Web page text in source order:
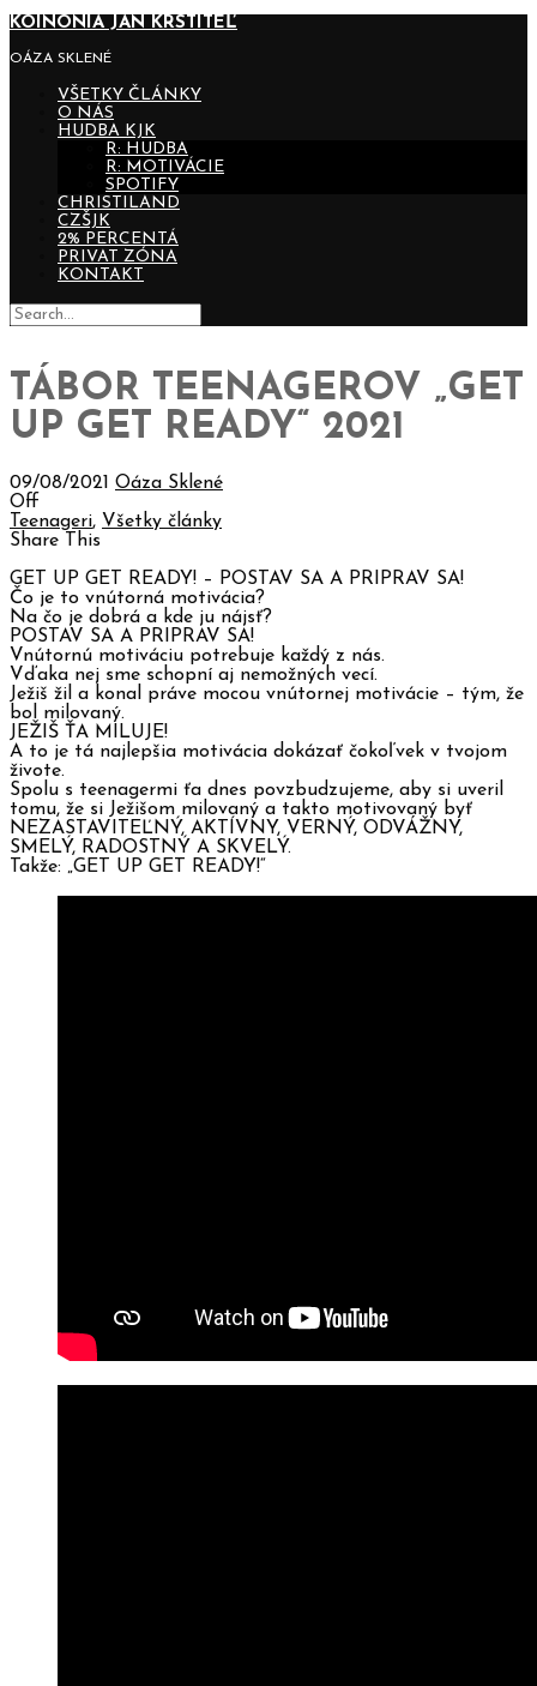
KOINONIA JÁN KRSTITEĽ
OÁZA SKLENÉ
VŠETKY ČLÁNKY
O NÁS
HUDBA KJK
R: HUDBA
R: MOTIVÁCIE
SPOTIFY
CHRISTILAND
CZŠJK
2% PERCENTÁ
PRIVAT ZÓNA
KONTAKT
TÁBOR TEENAGEROV „GET
UP GET READY“ 2021
09/08/2021 Oáza Sklené
Off
Teenageri, Všetky články
Share This
GET UP GET READY! – POSTAV SA A PRIPRAV SA!
Čo je to vnútorná motivácia?
Na čo je dobrá a kde ju nájsť?
POSTAV SA A PRIPRAV SA!
Vnútornú motiváciu potrebuje každý z nás.
Vďaka nej sme schopní aj nemožných vecí.
Ježiš žil a konal práve mocou vnútornej motivácie – tým, že
bol milovaný.
JEŽIŠ ŤA MILUJE!
A to je tá najlepšia motivácia dokázať čokoľvek v tvojom
živote.
Spolu s teenagermi ťa dnes povzbudzujeme, aby si uveril
tomu, že si Ježišom milovaný a takto motivovaný byť
NEZASTAVITEĽNÝ, AKTÍVNY, VERNÝ, ODVÁŽNY,
SMELÝ, RADOSTNÝ A SKVELÝ.
Takže: „GET UP GET READY!“